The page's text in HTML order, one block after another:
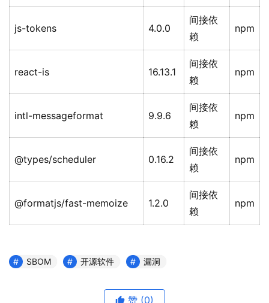
js-tokens 4.0.0
间接依
赖
npm
react-is 16.13.1
间接依
赖
npm
intl-messageformat 9.9.6
间接依
赖
npm
@types/scheduler 0.16.2
间接依
赖
npm
@formatjs/fast-memoize 1.2.0
间接依
赖
npm
SBOM 开源软件 漏洞
赞 (0)